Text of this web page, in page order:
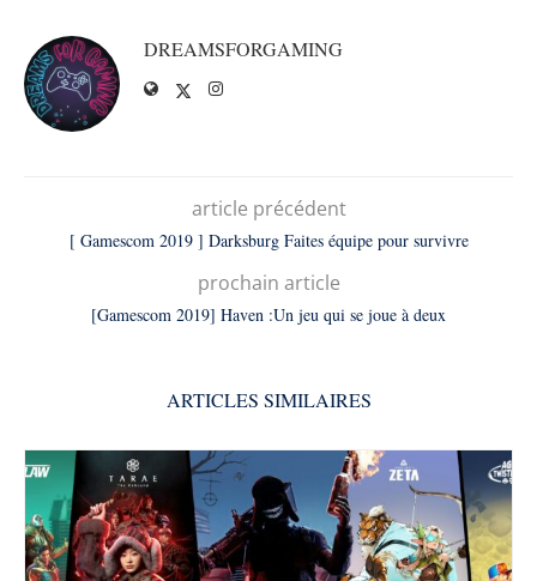
DREAMSFORGAMING
article précédent
[ Gamescom 2019 ] Darksburg Faites équipe pour survivre
prochain article
[Gamescom 2019] Haven :Un jeu qui se joue à deux
ARTICLES SIMILAIRES